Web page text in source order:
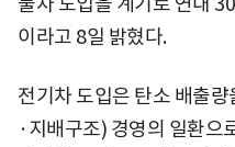
이라고 8일 밝혔다.
전기차 도입은 탄소 배출
·지배구조) 경영의 일환으